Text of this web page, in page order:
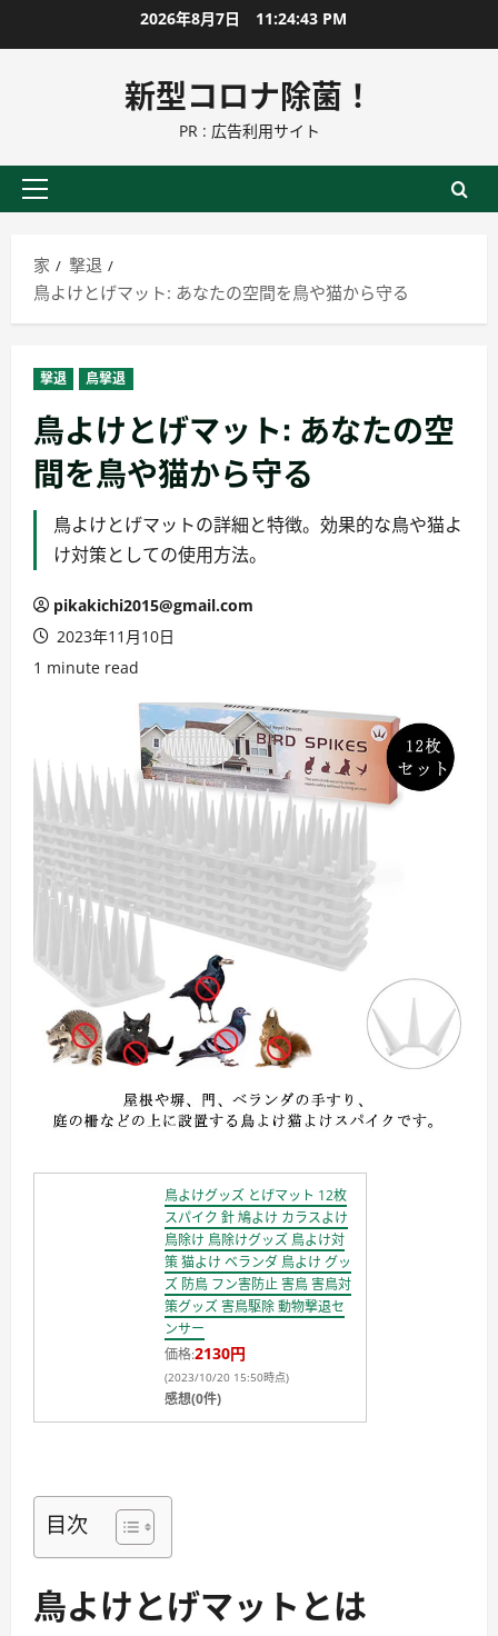
ン
に
2026年8月7日 11:24:44 PM
新型コロナ除菌！
PR : 広告利用サイト
プ
イ
マ
メ
ニ
ュ
ー
家
撃退
鳥よけとげマット: あなたの空間を鳥や猫から守る
撃退 鳥撃退
鳥よけとげマット: あなたの空
間を鳥や猫から守る
鳥よけとげマットの詳細と特徴。効果的な鳥や猫よ
け対策としての使用方法。
pikakichi2015@gmail.com
2023年11月10日
1 minute read
鳥よけグッズ とげマット 12枚
スパイク 針 鳩よけ カラスよけ
鳥除け 鳥除けグッズ 鳥よけ対
策 猫よけ ベランダ 鳥よけ グッ
ズ 防鳥 フン害防止 害鳥 害鳥対
策グッズ 害鳥駆除 動物撃退セ
ンサー
価格:2130円
(2023/10/20 15:50時点)
感想(0件)
目次
鳥よけとげマットとは